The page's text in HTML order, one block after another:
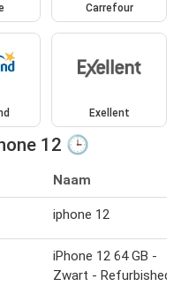
Carrefour
Exellent
12 🕒
Naam
iphone 12
iPhone 12 64 GB -
Zwart - Refurbished